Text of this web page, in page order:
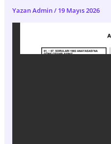
YazanAdmin/ 19 Mayıs 2026